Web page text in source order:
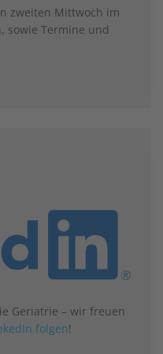
zweiten Mittwoch im
sowie Termine und
Geriatrie – wir freuen
folgen!